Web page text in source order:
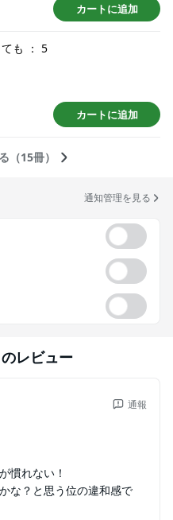
カートに追加
も ： 5
カートに追加
（15冊）
通知管理を見る
のレビュー
通報
慣れない！
な？と思う位の違和感で